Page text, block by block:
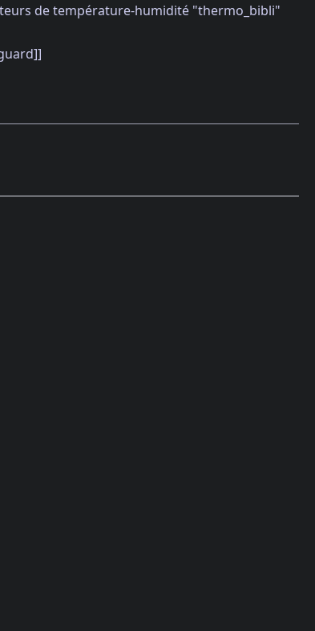
de température-humidité "thermo_bibli"